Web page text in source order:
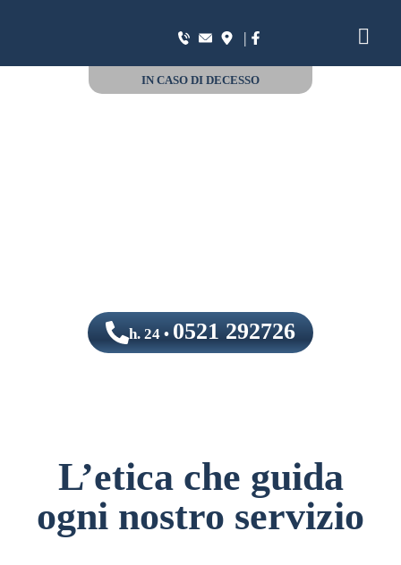
|
IN CASO DI DECESSO
h. 24 • 0521 292726
L’etica che guida
ogni nostro servizio